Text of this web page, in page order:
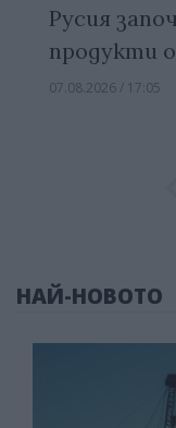
Русия
продукти
07.08.2026 / 17:05
НАЙ-НОВОТО